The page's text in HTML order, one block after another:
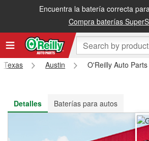
Encuentra la batería correcta
Compra baterías
Recibe tu orden gratis al día siguiente o
Texas Austin
O'Reilly Auto
Detalles
Baterías para autos